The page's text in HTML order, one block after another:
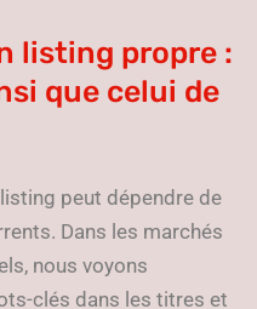
listing propre :
que celui de
peut dépendre de
Dans les marchés
nous voyons
clés dans les titres et